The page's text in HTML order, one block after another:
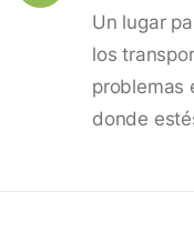
Un lugar
los
problemas
donde